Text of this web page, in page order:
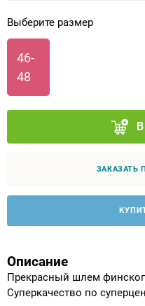
Выберите размер
46-
48
ЗАКАЗАТЬ
Описание
Прекрасный шлем
Суперкачество по
Аппараты на суставы
Санитарные
инвалидов
Индивидуальное